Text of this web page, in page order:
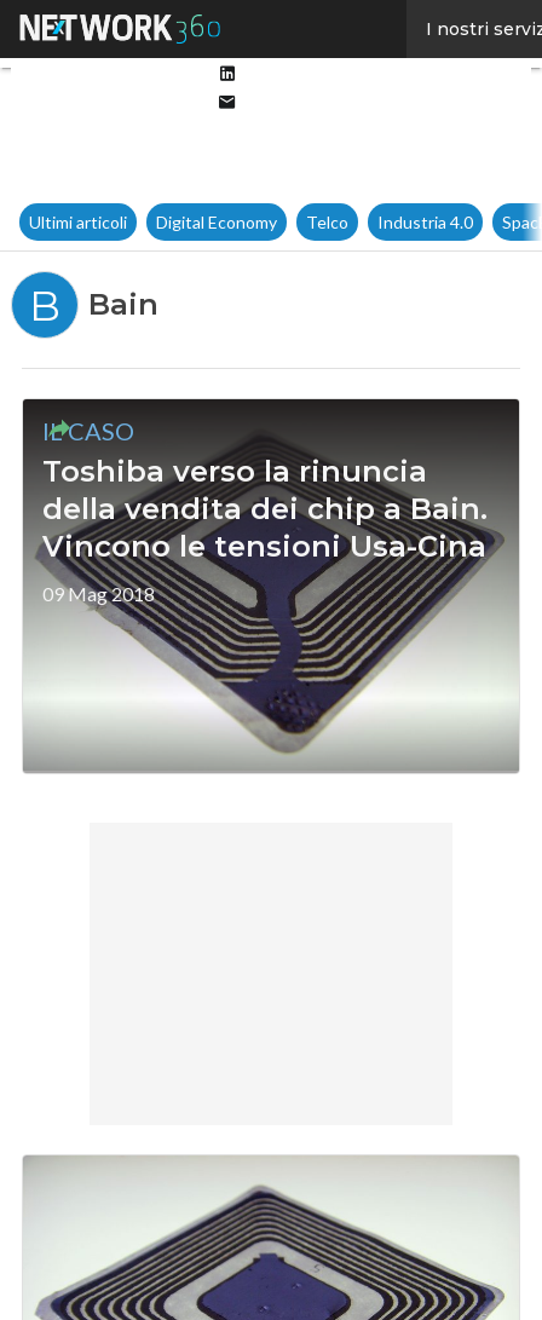
I nostri
Ultimi articoli Digital Economy Telco Industria 4.0
B Bain
IL CASO
Toshiba verso la rinuncia
della vendita dei chip a Bain.
Vincono le tensioni Usa-Cina
09 Mag 2018